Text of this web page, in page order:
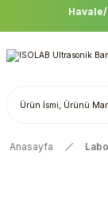
Anasayfa